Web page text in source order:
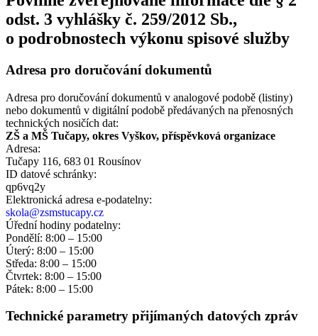
odst. 3 vyhlášky č. 259/2012 Sb.,
o podrobnostech výkonu spisové služby
Adresa pro doručování dokumentů
Adresa pro doručování dokumentů v analogové podobě (listiny)
nebo dokumentů v digitální podobě předávaných na přenosných
technických nosičích dat:
ZŠ a MŠ Tučapy, okres Vyškov, příspěvková organizace
Adresa:
Tučapy 116, 683 01 Rousínov
ID datové schránky:
qp6vq2y
Elektronická adresa e‑podatelny:
skola@zsmstucapy.cz
Úřední hodiny podatelny:
Pondělí: 8:00 – 15:00
Úterý: 8:00 – 15:00
Středa: 8:00 – 15:00
Čtvrtek: 8:00 – 15:00
Pátek: 8:00 – 15:00
Technické parametry přijímaných datových zpráv